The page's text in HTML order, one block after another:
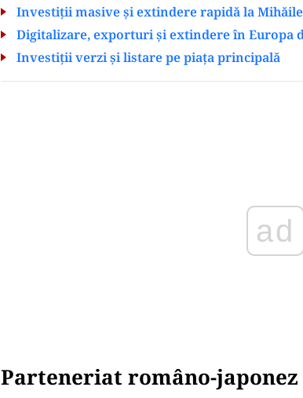
Investiții masive și extindere rapidă la
Digitalizare, exporturi și extindere în Europa
Investiții verzi și listare pe piața principală
Parteneriat româno-